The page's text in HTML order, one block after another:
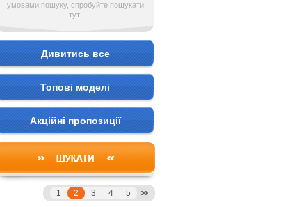
умовами пошуку, спробуйте пошукати
тут:
Дивитись все
Топові моделі
Акційні пропозиції
1 2 3 4 5